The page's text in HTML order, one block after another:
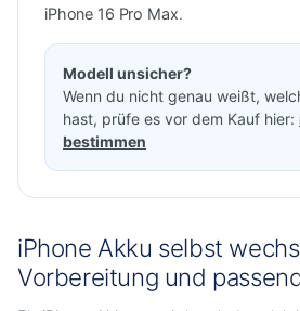
iPhone 16 Pro Max.
Modell unsicher?
Wenn du nicht genau weißt,
hast, prüfe es vor dem Kauf hier:
bestimmen
iPhone Akku selbst
Vorbereitung und